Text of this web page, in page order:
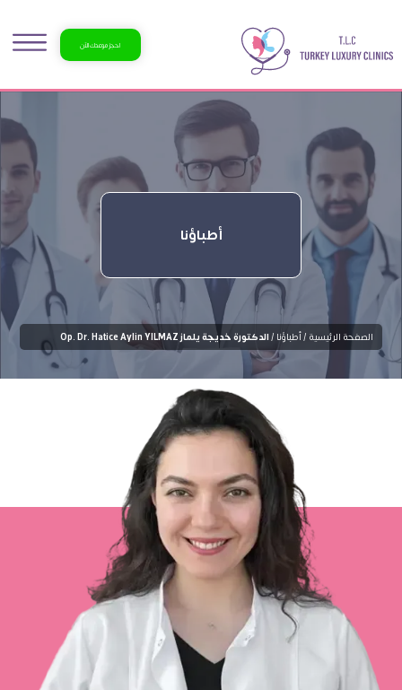
احجز موعدك الآن
أطباؤنا
الصفحة الرئيسية /أطباؤنا /الدكتورة خديجة يلماز Op. Dr. Hatice Aylin YILMAZ